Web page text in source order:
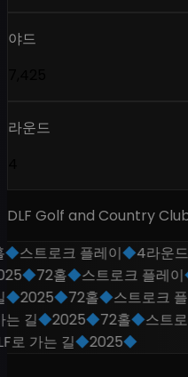
야드
라운드
DLF Golf and Country
스트로크 플레이◆4라운드
◆72홀◆스트로크 플레이
2025◆72홀◆스트로크 플
길◆2025◆72홀◆스트로
가는 길◆2025◆